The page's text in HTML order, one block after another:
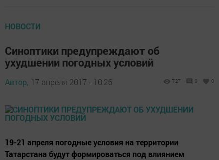
НОВОСТИ
Синоптики предупреждают об
ухудшении погодных условий
Автор, 17 апреля 2017 - 10:26 727 0 0
19-21 апреля погодные условия на территории
Татарстана будут формироваться под влиянием